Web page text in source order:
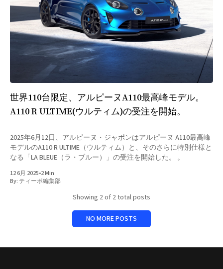
世界110台限定、アルピーヌA110最高峰モデル。
A110 R ULTIME(ウルティム)の受注を開始。
2025年6月12日、アルピーヌ・ジャポンはアルピーヌ A110最高峰
モデルのA110 R ULTIME（ウルティム）と、そのさらに特別仕様と
なる「LA BLEUE（ラ・ブルー）」の受注を開始した。 。
12 6月 2025•2 Min
By: ティーポ編集部
Showing 2of 2 total posts
NO MORE POSTS